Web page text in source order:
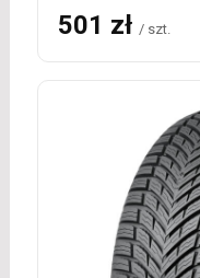
501 zł / szt.